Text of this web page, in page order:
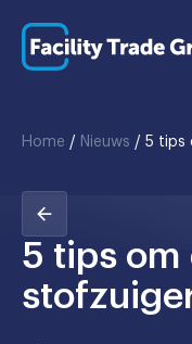
Home / Nieuws / 5 tips
5 tips om